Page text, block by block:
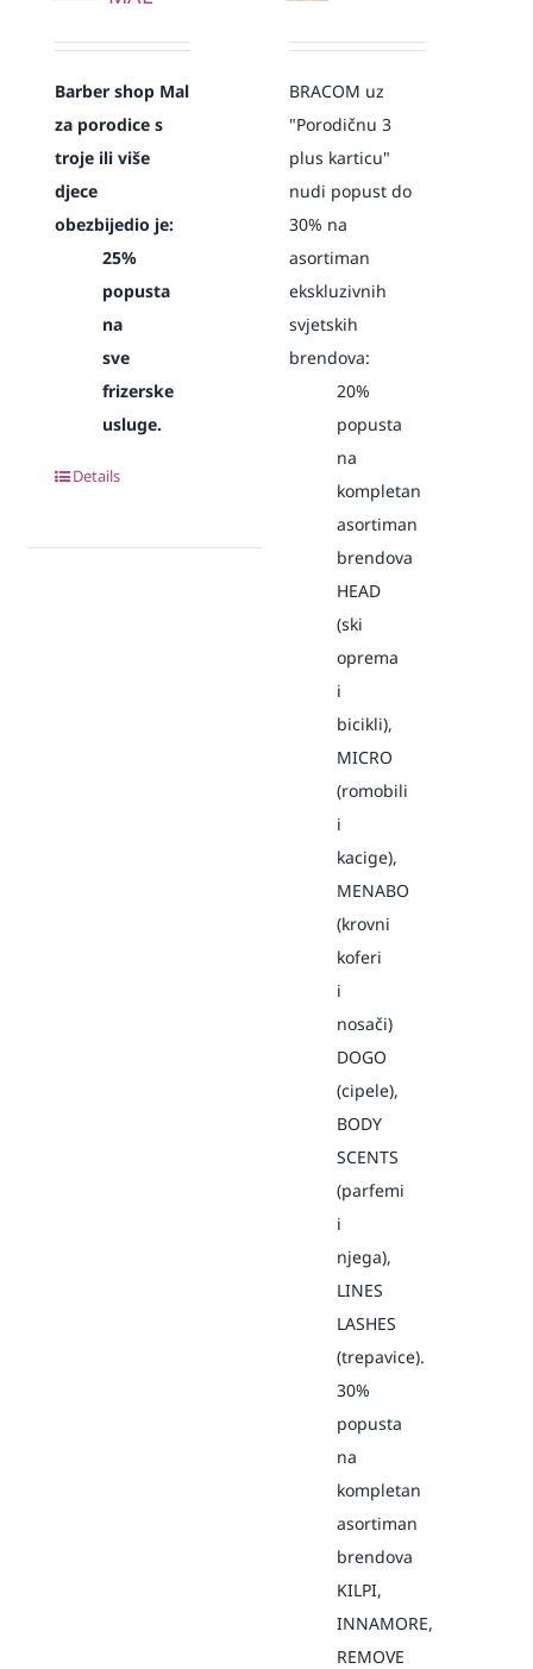
Barber shop Mal
za porodice s
troje ili više
djece
obezbijedio je:
25%
popusta
na
sve
frizerske
usluge.
Details
BRACOM uz
"Porodičnu 3
plus karticu"
nudi popust do
30% na
asortiman
ekskluzivnih
svjetskih
brendova:
20%
popusta
na
kompletan
asortiman
brendova
HEAD
(ski
oprema
i
bicikli),
MICRO
(romobili
i
kacige),
MENABO
(krovni
koferi
i
nosači)
DOGO
(cipele),
BODY
SCENTS
(parfemi
i
njega),
LINES
LASHES
(trepavice).
30%
popusta
na
kompletan
asortiman
brendova
KILPI,
INNAMORE,
REMOVE